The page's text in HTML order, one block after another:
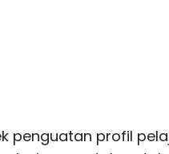
penguatan profil